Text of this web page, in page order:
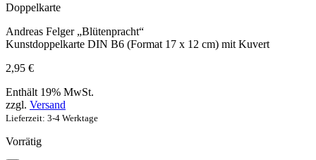
Doppelkarte
Andreas Felger „Blütenpracht“
Kunstdoppelkarte DIN B6 (Format 17 x 12 cm) mit Kuvert
2,95 €
Enthält 19% MwSt.
zzgl. Versand
Lieferzeit: 3-4 Werktage
Vorrätig